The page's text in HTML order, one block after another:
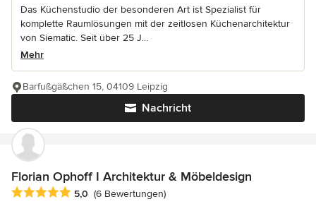
Das Küchenstudio der besonderen Art ist Spezialist für
komplette Raumlösungen mit der zeitlosen Küchenarchitektur
von Siematic. Seit über 25 J...
Mehr
Nachricht
Barfußgäßchen 15, 04109 Leipzig
Florian Ophoff I Architektur & Möbeldesign
Durchschnittliche Bewertung: 5 von 5 Sternen
5,0 (6 Bewertungen)